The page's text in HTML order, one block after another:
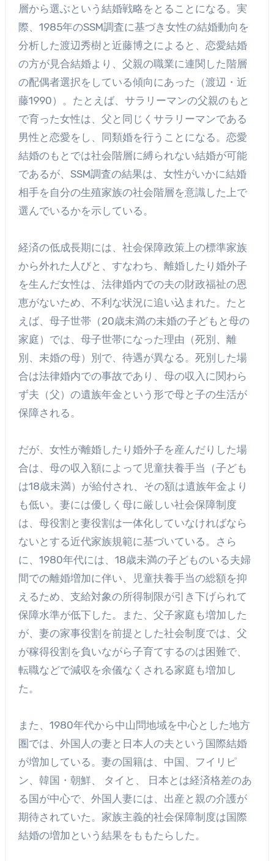
層から選ぶという結婚戦略をとることになる。実
際、1985年のSSM調査に基づき女性の結婚動向を
分析した渡辺秀樹と近藤博之によると、恋愛結婚
の方が見合結婚より、父親の職業に連関した階層
の配偶者選択をしている傾向にあった（渡辺・近
藤1990）。たとえば、サラリーマンの父親のもと
で育った女性は、父と同じくサラリーマンである
男性と恋愛をし、同類婚を行うことになる。恋愛
結婚のもとでは社会階層に縛られない結婚が可能
であるが、SSM調査の結果は、女性がいかに結婚
相手を自分の生殖家族の社会階層を意識した上で
選んでいるかを示している。
経済の低成長期には、社会保障政策上の標準家族
から外れた人びと、すなわち、離婚したり婚外子
を生んだ女性は、法律婚内での夫の財政福祉の恩
恵がないため、不利な状況に追い込まれた。たと
えば、母子世帯（20歳未満の未婚の子どもと母の
家庭）では、母子世帯になった理由（死別、離
別、未婚の母）別で、待遇が異なる。死別した場
合は法律婚内での事故であり、母の収入に関わら
ず夫（父）の遺族年金という形で母と子の生活が
保障される。
だが、女性が離婚したり婚外子を産んだりした場
合は、母の収入額によって児童扶養手当（子ども
は18歳未満）が給付され、その額は遺族年金より
も低い。妻には優しく母に厳しい社会保障制度
は、母役割と妻役割は一体化していなければなら
ないとする近代家族規範に基づいている。さら
に、1980年代には、18歳未満の子どものいる夫婦
間での離婚増加に伴い、児童扶養手当の総額を抑
えるため、支給対象の所得制限が引き下げられて
保障水準が低下した。また、父子家庭も増加した
が、妻の家事役割を前提とした社会制度では、父
が稼得役割を負いながら子育てするのは困難で、
転職などで減収を余儀なくされる家庭も増加し
た。
また、1980年代から中山問地域を中心とした地方
圏では、外国人の妻と日本人の夫という国際結婚
が増加している。妻の国籍は、中国、フイリピ
ン、韓国・朝鮮、 タイと、 日本とは経済格差のあ
る国が中心で、外国人妻には、出産と親の介護が
期待されていた。家族主義的社会保障制度は国際
結婚の増加という結果をももたらした。